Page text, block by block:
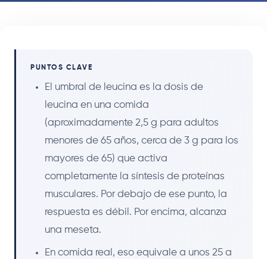
PUNTOS CLAVE
El umbral de leucina es la dosis de
leucina en una comida
(aproximadamente 2,5 g para adultos
menores de 65 años, cerca de 3 g para los
mayores de 65) que activa
completamente la síntesis de proteínas
musculares. Por debajo de ese punto, la
respuesta es débil. Por encima, alcanza
una meseta.
En comida real, eso equivale a unos 25 a